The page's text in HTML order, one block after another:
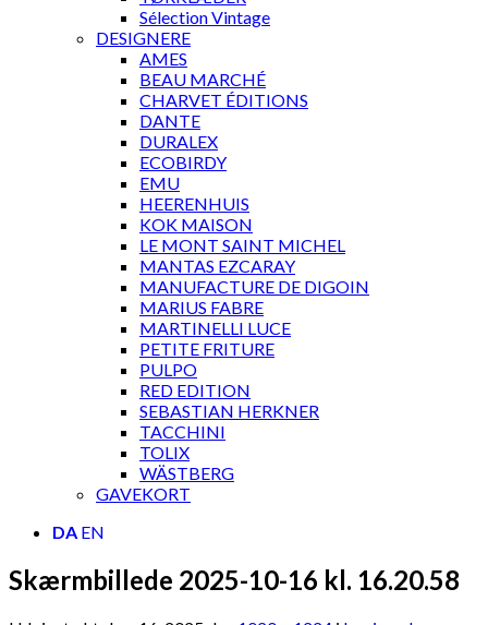
Sélection Vintage
DESIGNERE
AMES
BEAU MARCHÉ
CHARVET ÉDITIONS
DANTE
DURALEX
ECOBIRDY
EMU
HEERENHUIS
KOK MAISON
LE MONT SAINT MICHEL
MANTAS EZCARAY
MANUFACTURE DE DIGOIN
MARIUS FABRE
MARTINELLI LUCE
PETITE FRITURE
PULPO
RED EDITION
SEBASTIAN HERKNER
TACCHINI
TOLIX
WÄSTBERG
GAVEKORT
DA EN
Skærmbillede 2025-10-16 kl. 16.20.58